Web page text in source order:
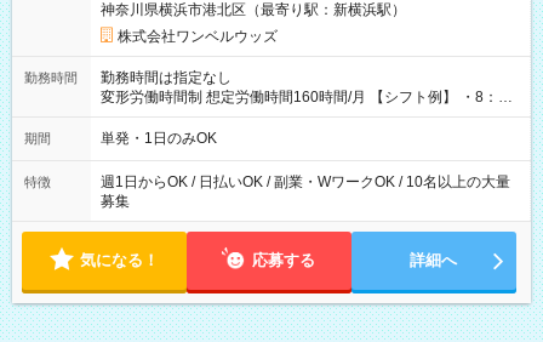
神奈川県横浜市港北区（最寄り駅：新横浜駅）
株式会社ワンベルウッズ
勤務時間
勤務時間は指定なし
変形労働時間制 想定労働時間160時間/月 【シフト例】 ・8：00
～21：00
期間 単発・1日のみOK
特徴
週1日からOK / 日払いOK / 副業・WワークOK / 10名以上の大量
募集
気になる！ 応募する 詳細へ